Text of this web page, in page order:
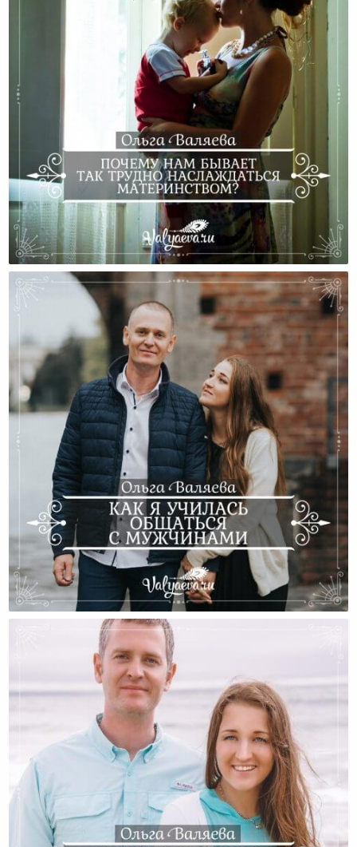
Почему Нам Бывает Так Трудно Наслаждаться
Материнством?
Как Я Училась Общаться С Мужчинами